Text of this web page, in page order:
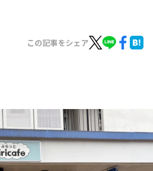
この記事をシェア